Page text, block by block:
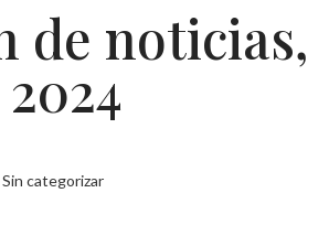
de noticias,
Sin categorizar